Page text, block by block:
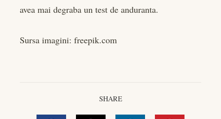
avea mai degraba un test de anduranta.
Sursa imagini: freepik.com
SHARE